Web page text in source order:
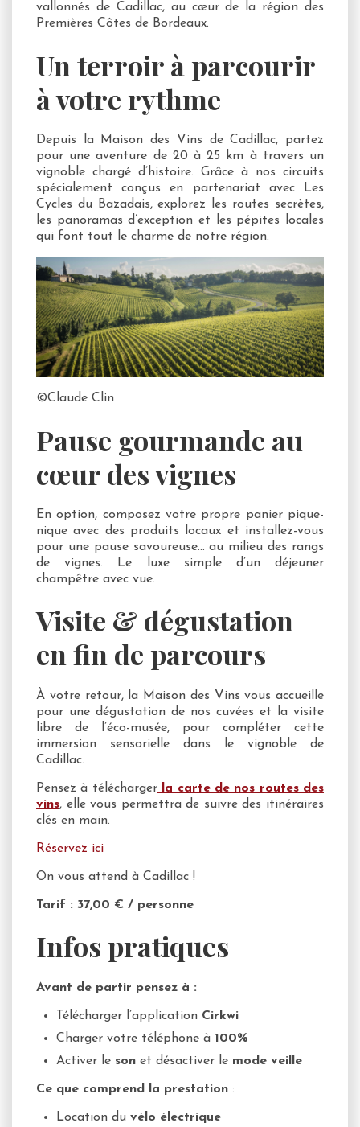
vallonnés de Cadillac, au cœur de la région des
Premières Côtes de Bordeaux.
Un terroir à parcourir
à votre rythme
Depuis la Maison des Vins de Cadillac, partez
pour une aventure de 20 à 25 km à travers un
vignoble chargé d’histoire. Grâce à nos circuits
spécialement conçus en partenariat avec Les
Cycles du Bazadais, explorez les routes secrètes,
les panoramas d’exception et les pépites locales
qui font tout le charme de notre région.
©️Claude Clin
Pause gourmande au
cœur des vignes
En option, composez votre propre panier pique-
nique avec des produits locaux et installez-vous
pour une pause savoureuse… au milieu des rangs
de vignes. Le luxe simple d’un déjeuner
champêtre avec vue.
Visite & dégustation
en fin de parcours
À votre retour, la Maison des Vins vous accueille
pour une dégustation de nos cuvées et la visite
libre de l’éco-musée, pour compléter cette
immersion sensorielle dans le vignoble de
Cadillac.
Pensez à télécharger
la carte de nos routes des
vins, elle vous permettra de suivre des itinéraires
clés en main.
Réservez ici
On vous attend à Cadillac !
Tarif : 37,00 € / personne
Infos pratiques
Avant de partir pensez à :
Télécharger l’application Cirkwi
Charger votre téléphone à 100%
Activer le son et désactiver le mode veille
Ce que comprend la prestation :
Location du vélo électrique